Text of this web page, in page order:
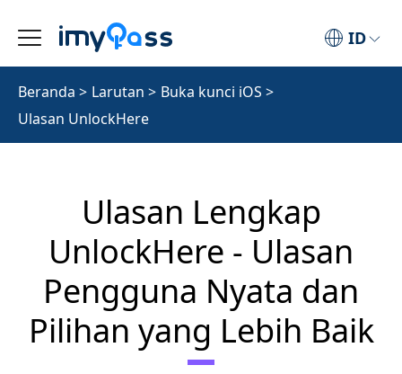
ID
Beranda > Larutan > Buka kunci iOS >
Ulasan UnlockHere
Ulasan Lengkap
UnlockHere - Ulasan
Pengguna Nyata dan
Pilihan yang Lebih Baik